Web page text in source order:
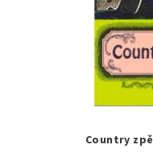
Country